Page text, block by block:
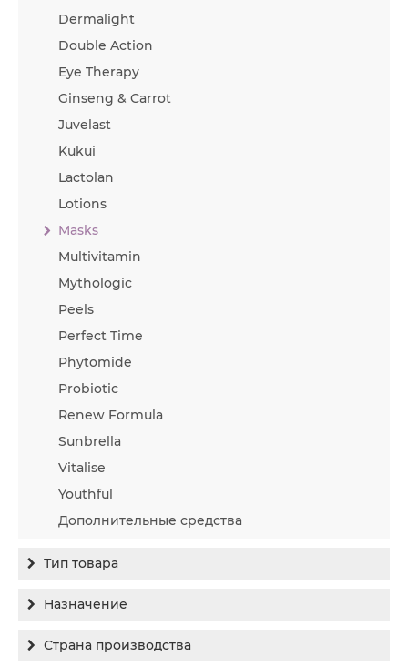
Dermalight
Double Action
Eye Therapy
Ginseng & Carrot
Juvelast
Kukui
Lactolan
Lotions
Masks
Multivitamin
Mythologic
Peels
Perfect Time
Phytomide
Probiotic
Renew Formula
Sunbrella
Vitalise
Youthful
Дополнительные средства
Тип товара
Бальзам
Концентрат
Назначение
Гиперпигментация
Страна производства